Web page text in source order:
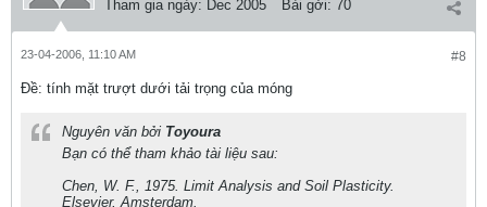
Tham gia ngày: Dec 2005 Bài gởi: 70
#8
23-04-2006, 11:10 AM
Ðề: tính mặt trượt dưới tải trọng của móng
Nguyên văn bởi Toyoura
Bạn có thể tham khảo tài liệu sau:
Chen, W. F., 1975. Limit Analysis and Soil Plasticity.
Elsevier, Amsterdam.